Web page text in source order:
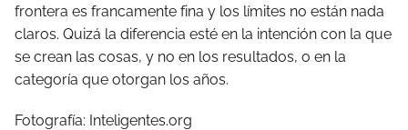
frontera es francamente fina y los límites no están nada
claros. Quizá la diferencia esté en la intención con la que
se crean las cosas, y no en los resultados, o en la
categoría que otorgan los años.
Fotografía: Inteligentes.org